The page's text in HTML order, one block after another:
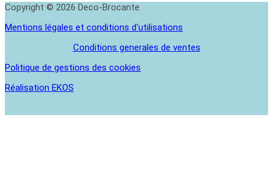
Copyright © 2026 Deco-Brocante
Mentions légales et conditions d'utilisations
Conditions generales de ventes
Politique de gestions des cookies
Réalisation EKOS